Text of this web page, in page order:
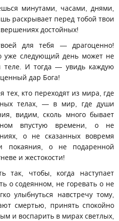
минутами, часами, днями,
раскрывает перед тобой твои
достойных!
для тебя — драгоценно!
уже следующий день может не
теле. И тогда — увидь каждую
дар Бога!
тех, кто переходят из мира, где
телах, — в мир, где души
видим, сколь много бывает
впустую времени, о не
о не сказанных вовремя
покаяния, о не подаренной
и жестокости!
так, чтобы, когда наступает
о содеянном, не горевать о не
улыбнуться навстречу тому,
смертью, принять спокойно
и воспарить в мирах светлых,